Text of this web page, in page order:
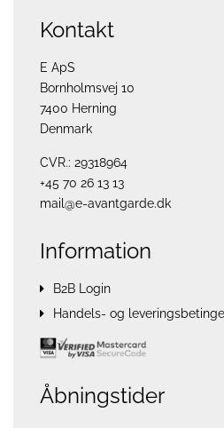
Kontakt
E ApS
Bornholmsvej 10
7400 Herning
Denmark
CVR.: 29318964
+45 70 26 13 13
mail@e-avantgarde.dk
Information
B2B Login
Handels- og
Åbningstider